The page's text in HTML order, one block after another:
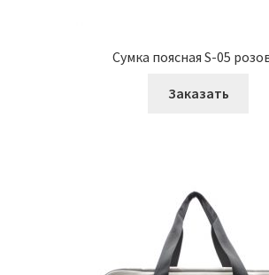
Сумка поясная S-05
Заказать